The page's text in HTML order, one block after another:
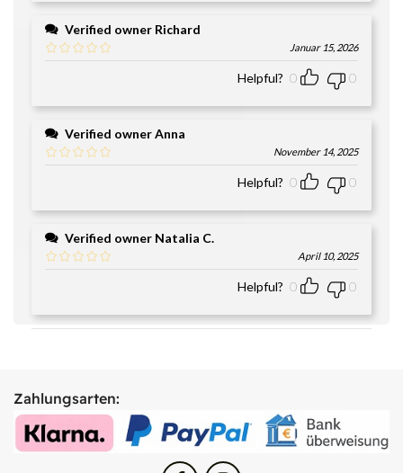
Verified owner Richard
Januar 15, 2026
Helpful? 0 0
Verified ownerAnna
November 14, 2025
Helpful? 0 0
Verified owner Natalia C.
April 10, 2025
Helpful? 0 0
Zahlungsarten: